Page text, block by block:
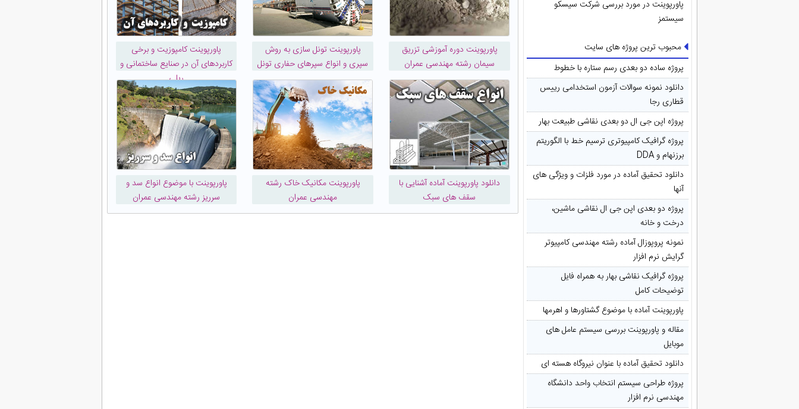
پاورپوینت در مورد بررسی شرکت سیسکو
سیستمز
محبوب ترین پروژه های سایت
پروژه ساده دو بعدی رسم ستاره با خطوط
دانلود نمونه سوالات آزمون استخدامی رییس
قطاری رجا
پروژه اپن جی ال دو بعدی نقاشی طبیعت بهار
پروژه گرافیک کامپیوتری ترسیم خط با الگوریتم
برزنهام و DDA
دانلود تحقیق آماده در مورد فلزات و ویژگی های
آنها
پروژه دو بعدی اپن جی ال نقاشی ماشین،
درخت و خانه
نمونه پروپوزال آماده رشته مهندسی کامپیوتر
گرایش نرم افزار
پروژه گرافیک نقاشی بهار به همراه فایل
توضیحات کامل
پاورپوینت آماده با موضوع گشتاورها و اهرمها
مقاله و پاورپوینت بررسی سیستم عامل های
موبایل
دانلود تحقیق آماده با عنوان نیروگاه هسته ای
پروژه طراحی سیستم انتخاب واحد دانشگاه
مهندسی نرم افزار
پاورپوینت دوره آموزشی تزریق
سیمان رشته مهندسی عمران
پاورپوینت تونل سازی به روش
سپری و انواع سپرهای حفاری تونل
پاورپوینت کامپوزیت و برخی
کاربردهای آن در صنایع ساختمانی و
ریلی
دانلود پاورپوینت آماده آشنایی با
سقف های سبک
پاورپوینت مکانیک خاک رشته
مهندسی عمران
پاورپوینت با موضوع انواع سد و
سرریز رشته مهندسی عمران